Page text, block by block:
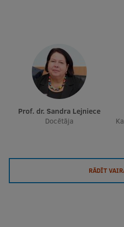
Prof. dr. Sandra Lejniece
Docētāja
RĀDĪT